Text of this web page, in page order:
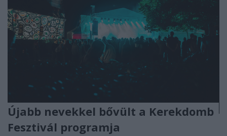
Újabb nevekkel bővült a Kerekdomb
Fesztivál programja